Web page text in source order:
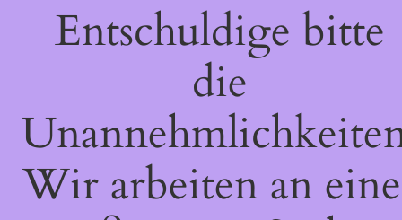
Entschuldige bitte
die
Wir arbeiten an